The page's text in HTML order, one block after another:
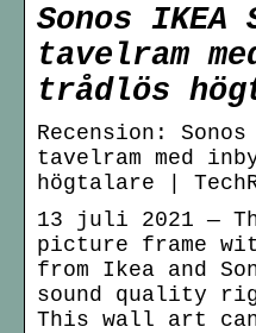
Sonos IKEA
tavelram
trådlös
Recension:
tavelram med
högtalare |
13 juli 2021 —
picture frame
from Ikea and
sound quality
This wall art